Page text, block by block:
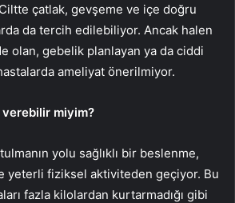
çatlak, gevşeme ve içe doğru
da tercih edilebiliyor. Ancak halen
olan, gebelik planlayan ya da ciddi
ameliyat önerilmiyor.
miyim?
yolu sağlıklı bir beslenme,
yeterli fiziksel aktiviteden geçiyor. Bu
fazla kilolardan kurtarmadığı gibi